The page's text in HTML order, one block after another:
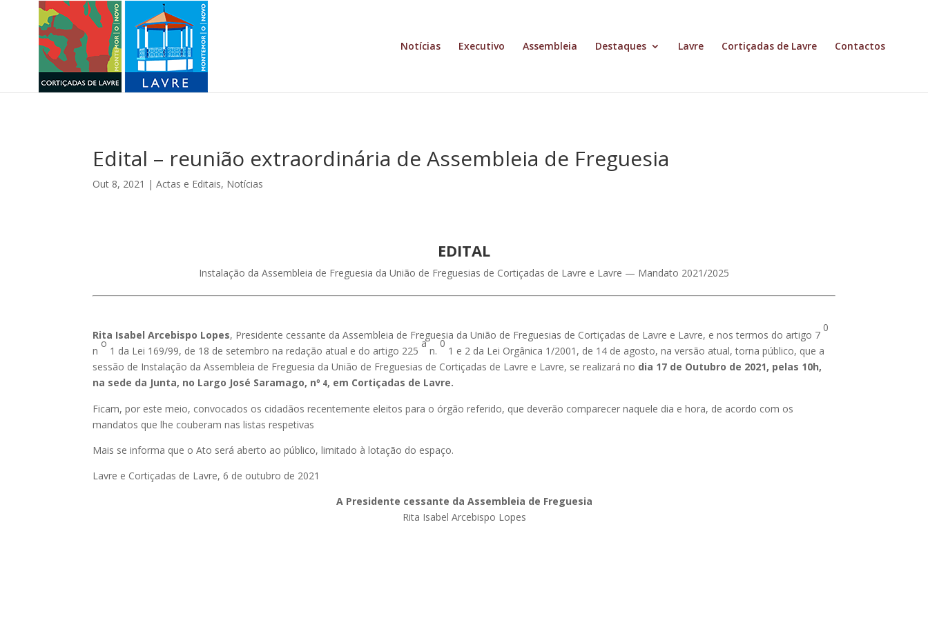
Notícias Executivo Assembleia Destaques Lavre Cortiçadas de Lavre Contactos
Edital – reunião extraordinária de Assembleia de Freguesia
Out 8, 2021 |Actas e Editais, Notícias
EDITAL
Instalação da Assembleia de Freguesia da União de Freguesias de Cortiçadas de Lavre e Lavre — Mandato 2021/2025
Rita Isabel Arcebispo Lopes, Presidente cessante da Assembleia de Freguesia da União de Freguesias de Cortiçadas de Lavre e Lavre, e nos termos do artigo 7
0
n
o
1 da Lei 169/99, de 18 de setembro na redação atual e do artigo 225
a
n.
0
1 e 2 da Lei Orgânica 1/2001, de 14 de agosto, na versão atual, torna público, que a
sessão de Instalação da Assembleia de Freguesia da União de Freguesias de Cortiçadas de Lavre e Lavre, se realizará no dia 17 de Outubro de 2021, pelas 10h,
na sede da Junta, no Largo José Saramago, nº 4, em Cortiçadas de Lavre.
Ficam, por este meio, convocados os cidadãos recentemente eleitos para o órgão referido, que deverão comparecer naquele dia e hora, de acordo com os
mandatos que lhe couberam nas listas respetivas
Mais se informa que o Ato será aberto ao público, limitado à lotação do espaço.
Lavre e Cortiçadas de Lavre, 6 de outubro de 2021
A Presidente cessante da Assembleia de Freguesia
Rita Isabel Arcebispo Lopes